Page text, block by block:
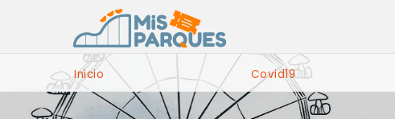
Inicio Covid19